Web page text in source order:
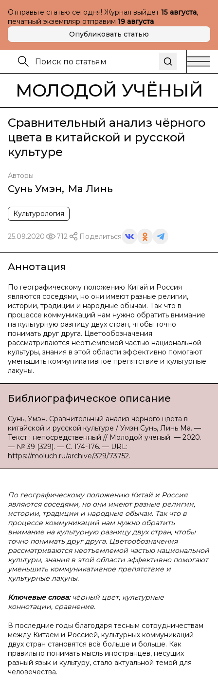
Отправьте статью сегодня! Журнал выйдет 15 августа,
печатный экземпляр отправим 19 августа
Опубликовать статью
МОЛОДОЙ УЧЁНЫЙ
Сравнительный анализ чёрного
цвета в китайской и русской
культуре
Авторы
Сунь Умэн, Ма Линь
Культурология
25.09.2020 712 Поделиться
Аннотация
По географическому положению Китай и Россия
являются соседями, но они имеют разные религии,
истории, традиции и народные обычаи. Так что в
процессе коммуникаций нам нужно обратить внимание
на культурную разницу двух стран, чтобы точно
понимать друг друга. Цветообозначения
рассматриваются неотъемлемой частью национальной
культуры, знания в этой области эффективно помогают
уменьшить коммуникативное препятствие и культурные
лакуны.
Библиографическое описание
Сунь, Умэн. Сравнительный анализ чёрного цвета в
китайской и русской культуре / Умэн Сунь, Линь Ма. —
Текст : непосредственный // Молодой ученый. — 2020.
— № 39 (329). — С. 174-176. — URL:
https://moluch.ru/archive/329/73752.
По географическому положению Китай и Россия
являются соседями, но они имеют разные религии,
истории, традиции и народные обычаи. Так что в
процессе коммуникаций нам нужно обратить
внимание на культурную разницу двух стран, чтобы
точно понимать друг друга. Цветообозначения
рассматриваются неотъемлемой частью национальной
культуры, знания в этой области эффективно помогают
уменьшить коммуникативное препятствие и
культурные лакуны.
Ключевые слова:чёрный цвет, культурные
коннотации, сравнение.
В последние годы благодаря тесным сотрудничествам
между Китаем и Россией, культурных коммуникаций
двух стран становятся всё больше и больше. Как
правильно понимать мысль иностранцев, несущих
разный язык и культуру, стало актуальной темой для
человечества.